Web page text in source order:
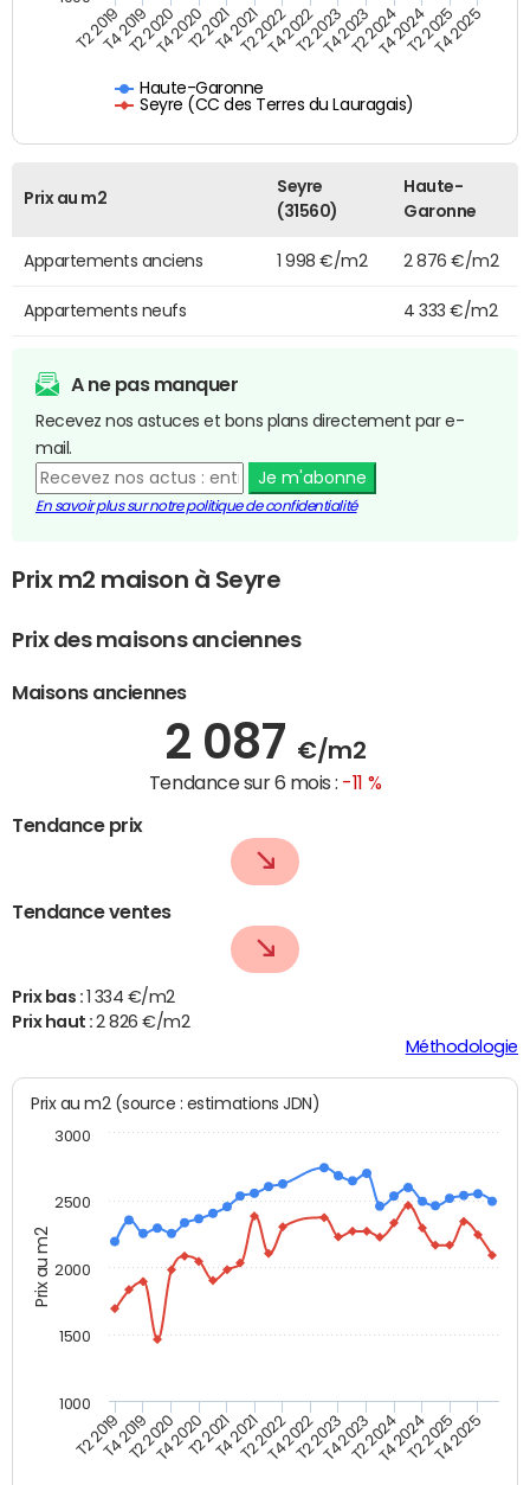
Haute-Garonne
Seyre (CC des Terres du Lauragais)
T2 2019T4 2019T2 2020T4 2020T2 2021T4 2021T2 2022T4 2022T2 2023T4 2023T2 2024T4 2024T2 2025T4 2025
Prix au m2
Seyre
(31560)
Haute-
Garonne
Appartements anciens 1 998 €/m2 2 876 €/m2
Appartements neufs 4 333 €/m2
A ne pas manquer
Recevez nos astuces et bons plans directement par e-
mail.
Je m'abonne
En savoir plus sur notre politique de confidentialité
Prix m2 maison à Seyre
Prix des maisons anciennes
Maisons anciennes
2 087 €/m2
Tendance sur 6 mois : -11 %
Tendance prix
Tendance ventes
Prix bas :
1 334 €/m2
Prix haut :2 826 €/m2
Méthodologie
Prix au m2
Prix au m2 (source : estimations JDN)
T2 2019T4 2019T2 2020T4 2020T2 2021T4 2021T2 2022T4 2022T2 2023T4 2023T2 2024T4 2024T2 2025T4 2025
1000
1500
2000
2500
3000